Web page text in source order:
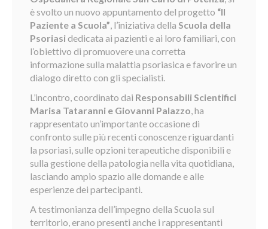
è svolto un nuovo appuntamento del progetto “Il
Paziente a Scuola”, l’iniziativa della Scuola della
Psoriasidedicata ai pazienti e ai loro familiari, con
l’obiettivo di promuovere una corretta
informazione sulla malattia psoriasica e favorire un
dialogo diretto con gli specialisti.
L’incontro, coordinato dai Responsabili Scientifici
Marisa Tataranni e Giovanni Palazzo, ha
rappresentato un’importante occasione di
confronto sulle più recenti conoscenze riguardanti
la psoriasi, sulle opzioni terapeutiche disponibili e
sulla gestione della patologia nella vita quotidiana,
lasciando ampio spazio alle domande e alle
esperienze dei partecipanti.
A testimonianza dell’impegno della Scuola sul
territorio, erano presenti anche i rappresentanti